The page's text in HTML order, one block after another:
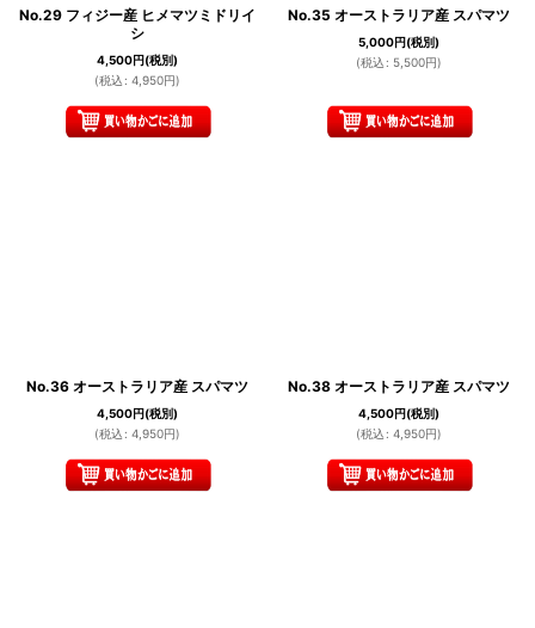
No.29 フィジー産 ヒメマツミドリイ
シ
4,500円(税別)
(税込 : 4,950円)
No.35 オーストラリア産 スパマツ
5,000円(税別)
(税込 : 5,500円)
No.36 オーストラリア産 スパマツ
4,500円(税別)
(税込 : 4,950円)
No.38 オーストラリア産 スパマツ
4,500円(税別)
(税込 : 4,950円)